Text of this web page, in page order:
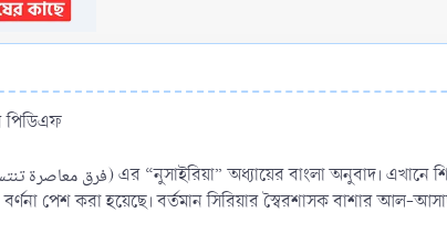
পিডিএফ
পেশ করা হয়েছে। বর্তমান সিরিয়ার স্বৈরশাসক বাশার আল-